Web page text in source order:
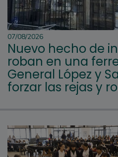
07/08/2026
Nuevo hecho de
roban en una
General López y
forzar las rejas y